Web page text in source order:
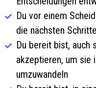
Du vor einem
die nächsten
Du bereit bist, auch
akzeptieren, um sie
umzuwandeln